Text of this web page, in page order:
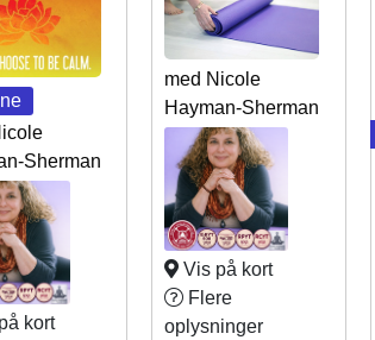
Sherman
kort
med Nicole
Hayman-Sherman
Vis på kort
Flere
oplysninger